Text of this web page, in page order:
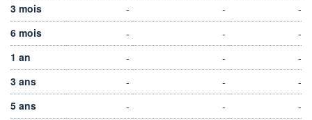
3 mois
- -
-
6 mois
- -
-
1 an
- -
-
3 ans
- -
-
5 ans
- -
-